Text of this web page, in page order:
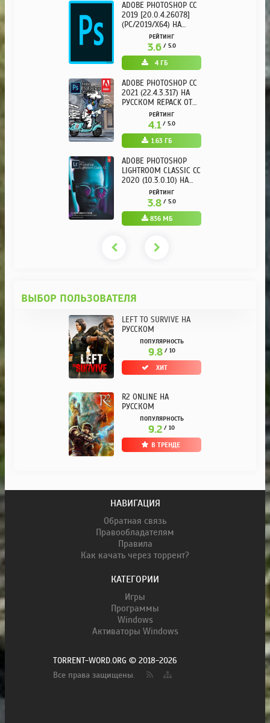
ADOBE PHOTOSHOP CC
2019 [20.0.4.26078]
(PC/2019/X64) НА
РУССКОМРЕЙТИНГ
3.6/ 5.0
4 ГБ
ADOBE PHOTOSHOP CC
2021 (22.4.3.317) НА
РУССКОМ REPACK ОТ
KPOJIUKРЕЙТИНГ
4.1 / 5.0
1.63 ГБ
ADOBE PHOTOSHOP
LIGHTROOM CLASSIC CC
2020 (10.3.0.10) НА
РУССКОМ REPACK ОТ
KPOJIUK
РЕЙТИНГ
3.8 / 5.0
836 МБ
ВЫБОР ПОЛЬЗОВАТЕЛЯ
LEFT TO SURVIVE НА
РУССКОМ
ПОПУЛЯРНОСТЬ
9.8 / 10
ХИТ
R2 ONLINE НА
РУССКОМ
ПОПУЛЯРНОСТЬ
9.2 / 10
В ТРЕНДЕ
НАВИГАЦИЯ
Обратная связь
Правообладателям
Правила
Как качать через торрент?
КАТЕГОРИИ
Игры
Программы
Windows
Активаторы Windows
TORRENT-WORD.ORG © 2018-2026
Все права защищены.